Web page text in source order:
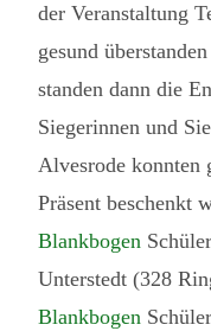
der Veranstaltung
gesund
standen dann die
Siegerinnen und
Alvesrode konnten
Präsent beschenkt
Blankbogen
Unterstedt (328
Blankbogen